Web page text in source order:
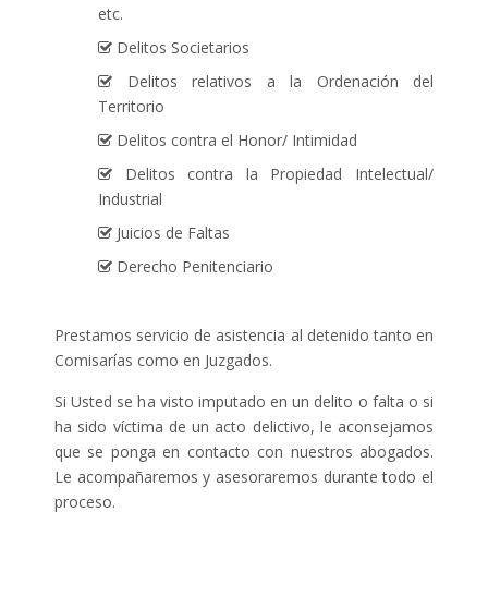
etc.
Delitos Societarios
Delitos relativos a la Ordenación del
Territorio
Delitos contra el Honor/ Intimidad
Delitos contra la Propiedad Intelectual/
Industrial
Juicios de Faltas
Derecho Penitenciario
Prestamos servicio de asistencia al detenido tanto en
Comisarías como en Juzgados.
Si Usted se ha visto imputado en un delito o falta o si
ha sido víctima de un acto delictivo, le aconsejamos
que se ponga en contacto con nuestros abogados.
Le acompañaremos y asesoraremos durante todo el
proceso.